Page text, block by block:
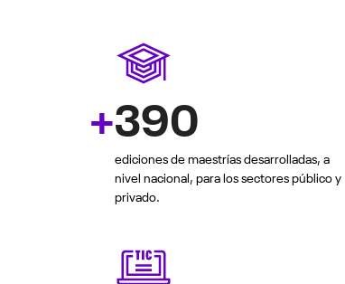
+390
ediciones de maestrías desarrolladas, a
nivel nacional, para los sectores público y
privado.